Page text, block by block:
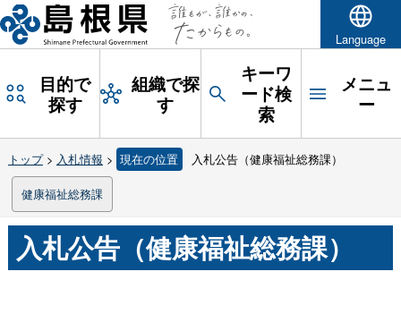
Language
目的で
探す
組織で探
す
キーワ
ード検
索
メニュ
ー
トップ> 入札情報 > 現在の位置 入札公告（健康福祉総務課）
健康福祉総務課
入札公告（健康福祉総務課）